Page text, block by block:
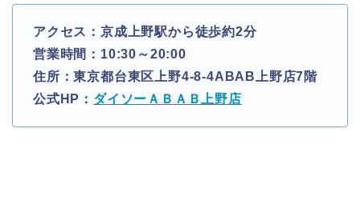
アクセス：京成上野駅から徒歩約2分
営業時間：10:30～20:00
住所：東京都台東区上野4-8-4ABAB上野店7階
公式HP： ダイソーＡＢＡＢ上野店